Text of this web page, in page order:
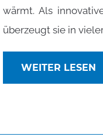
wärmt. Als
überzeugt sie in
WEITER LESEN